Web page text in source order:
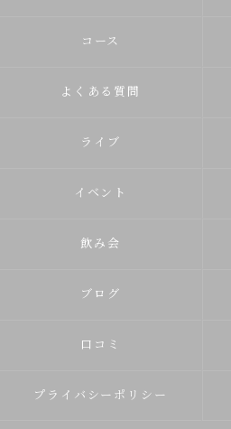
コース
よくある質問
ライブ
イベント
飲み会
ブログ
口コミ
プライバシーポリシー